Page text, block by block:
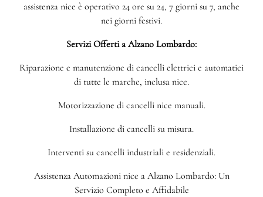
assistenza nice è operativo 24 ore su 24, 7 giorni su 7, anche
nei giorni festivi.
Servizi Offerti a Alzano Lombardo:
Riparazione e manutenzione di cancelli elettrici e automatici
di tutte le marche, inclusa nice.
Motorizzazione di cancelli nice manuali.
Installazione di cancelli su misura.
Interventi su cancelli industriali e residenziali.
Assistenza Automazioni nice a Alzano Lombardo: Un
Servizio Completo e Affidabile